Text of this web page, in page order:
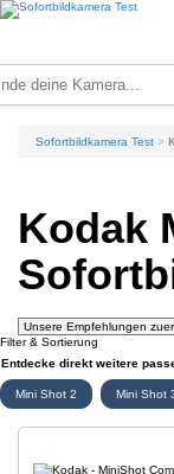
Sofortbildkamera Test
Kodak
Filter & Sortierung
Entdecke direkt weitere
Mini Shot 2 Mini Shot